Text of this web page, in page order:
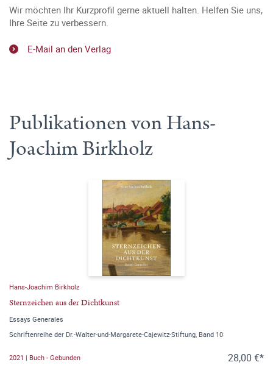
Wir möchten Ihr Kurzprofil gerne aktuell halten. Helfen Sie uns,
Ihre Seite zu verbessern.
E-Mail an den Verlag
Publikationen von Hans-
Joachim Birkholz
Hans-Joachim Birkholz
Sternzeichen aus der Dichtkunst
Essays Generales
Schriftenreihe der Dr.-Walter-und-Margarete-Cajewitz-Stiftung, Band 10
2021 | Buch - Gebunden 28,00 €*